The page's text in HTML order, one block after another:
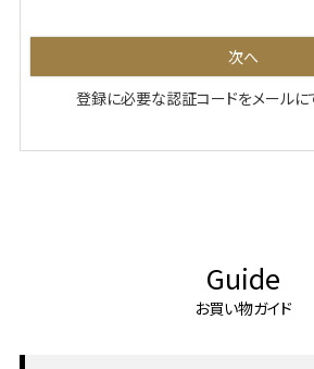
次へ
登録に必要な認証コードをメールに
Guide
お買い物ガイド